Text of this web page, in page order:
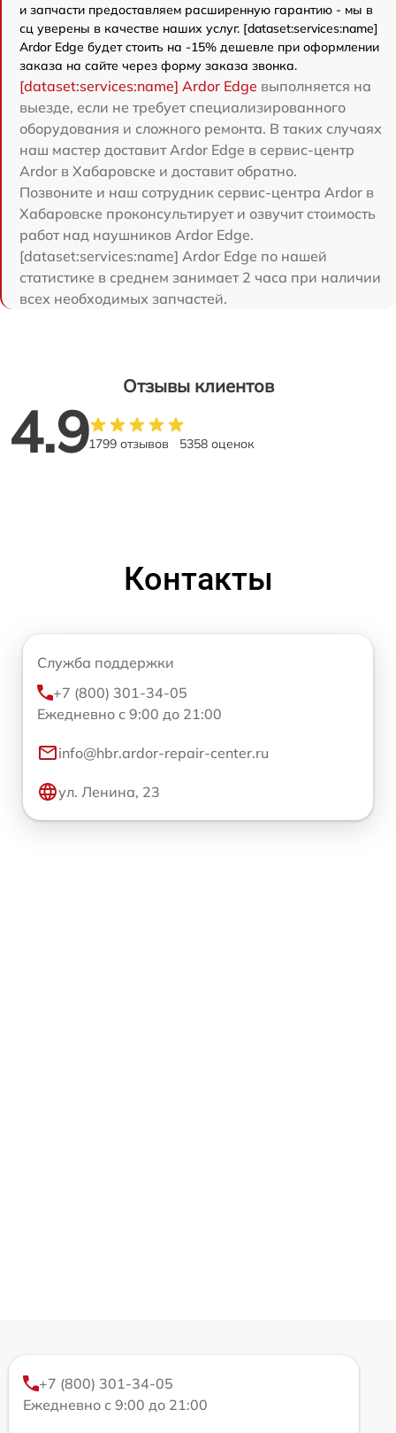
и запчасти предоставляем расширенную гарантию - мы в
сц уверены в качестве наших услуг. [dataset:services:name]
Ardor Edge будет стоить на -15% дешевле при оформлении
заказа на сайте через форму заказа звонка.
[dataset:services:name] Ardor Edge выполняется на
выезде, если не требует специализированного
оборудования и сложного ремонта. В таких случаях
наш мастер доставит Ardor Edge в сервис-центр
Ardor в Хабаровске и доставит обратно.
Позвоните и наш сотрудник сервис-центра Ardor в
Хабаровске проконсультирует и озвучит стоимость
работ над наушников Ardor Edge.
[dataset:services:name] Ardor Edge по нашей
статистике в среднем занимает 2 часа при наличии
всех необходимых запчастей.
Отзывы клиентов
4.91799 отзывов 5358 оценок
Контакты
Служба поддержки
+7 (800) 301-34-05
Ежедневно с 9:00 до 21:00
info@hbr.ardor-repair-center.ru
ул. Ленина, 23
+7 (800) 301-34-05
Ежедневно с 9:00 до 21:00